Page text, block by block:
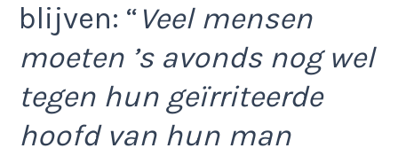
blijven: “ Veel mensen
moeten ’s avonds nog wel
tegen hun geïrriteerde
hoofd van hun man